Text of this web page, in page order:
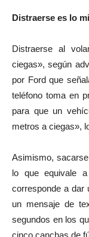
Distraerse es lo
Distraerse al
ciegas», según
por Ford que
teléfono toma en
para que un
metros a ciegas»,
Asimismo,
lo que equivale
corresponde a dar
un mensaje de
segundos en los
cinco canchas de